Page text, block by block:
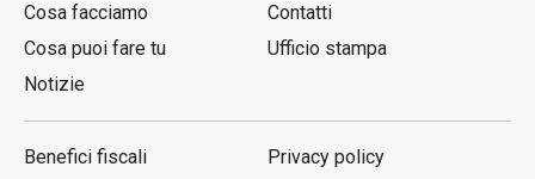
Cosa facciamo
Cosa puoi fare tu
Notizie
Contatti
Ufficio stampa
Benefici fiscali
Privacy policy